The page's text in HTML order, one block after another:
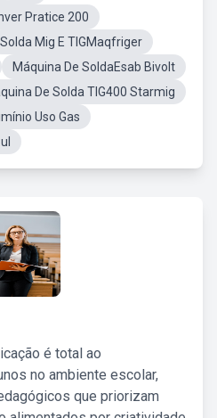
Pratice 200
Solda Mig E TIGMaqfriger
Máquina De SoldaEsab Bivolt
De Solda TIG400 Starmig
Uso Gas
é total ao
no ambiente escolar,
que priorizam